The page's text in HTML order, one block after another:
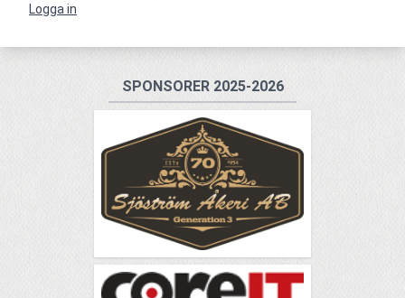
Logga in
SPONSORER 2025-2026